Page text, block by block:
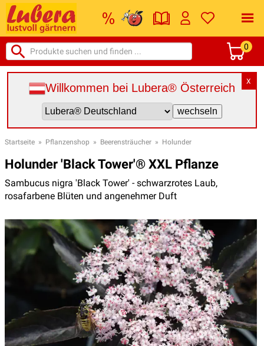
0
X
Willkommen bei Lubera® Österreich
Startseite » Pflanzenshop » Beerensträucher » Holunder
Holunder 'Black Tower'® XXL Pflanze
Sambucus nigra 'Black Tower' - schwarzrotes Laub,
rosafarbene Blüten und angenehmer Duft